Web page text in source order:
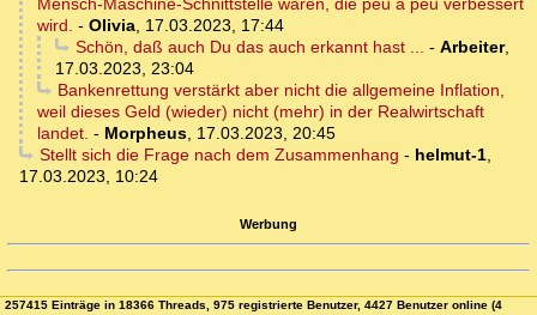
Mensch-Maschine-Schnittstelle waren, die peu a peu verbessert
wird. - Olivia, 17.03.2023, 17:44
Schön, daß auch Du das auch erkannt hast ... - Arbeiter,
17.03.2023, 23:04
Bankenrettung verstärkt aber nicht die allgemeine Inflation,
weil dieses Geld (wieder) nicht (mehr) in der Realwirtschaft
landet. - Morpheus, 17.03.2023, 20:45
Stellt sich die Frage nach dem Zusammenhang - helmut-1,
17.03.2023, 10:24
Werbung
257415 Einträge in 18366 Threads, 975 registrierte Benutzer, 4427 Benutzer online (4